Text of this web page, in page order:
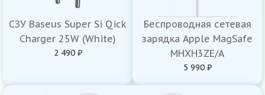
СЗУ Baseus Super Si Qick
Charger 25W (White)
2 490 ₽
Беспроводная сетевая
зарядка Apple MagSafe
MHXH3ZE/A
5 990 ₽